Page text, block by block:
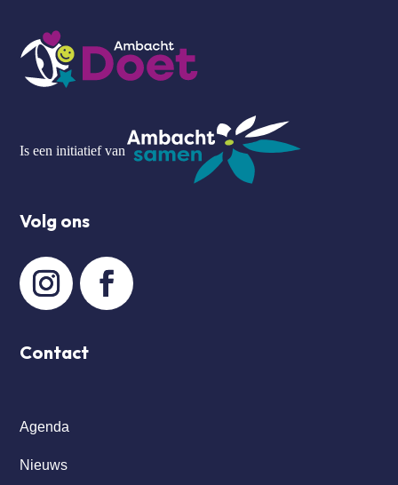
Is een initiatief van
Volg ons
Contact
Agenda
Nieuws